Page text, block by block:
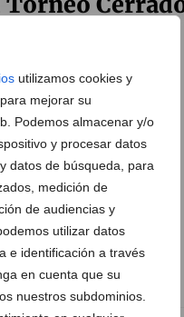
utilizamos cookies y
mejorar su
Podemos almacenar y/o
y procesar datos
datos de búsqueda, para
medición de
de audiencias y
utilizar datos
e identificación a través
en cuenta que su
nuestros subdominios.